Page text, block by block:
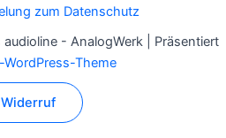
zum Datenschutz
- AnalogWerk | Präsentiert
WordPress-Theme
Widerruf